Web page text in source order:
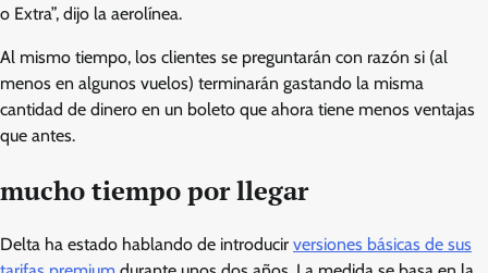
o Extra”, dijo la aerolínea.
Al mismo tiempo, los clientes se preguntarán con razón si (al
menos en algunos vuelos) terminarán gastando la misma
cantidad de dinero en un boleto que ahora tiene menos ventajas
que antes.
mucho tiempo por llegar
Delta ha estado hablando de introducir versiones básicas de sus